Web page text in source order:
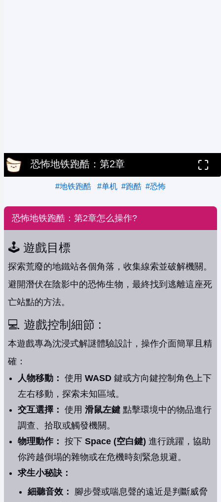
恐怖地铁跑酷：第2章
#地铁跑酷 #单机 #跑酷 #恐怖
恐怖地铁跑酷：第2章怎么操作?
🕹️ 遊戲目標
探索荒廢的地鐵站各個角落，收集線索並破解機關。
避開潛伏在陰影中的恐怖生物，最終找到逃離這座死
亡站點的方法。
💻 遊戲控制細節 :
本遊戲專為沈浸式解謎體驗設計，操作介面簡單且精
確：
人物移動： 使用 WASD 鍵或方向鍵控制角色上下
左右移動，探索未知區域。
交互選擇： 使用 滑鼠左鍵 點擊環境中的物品進行
調查、拾取或觸發機關。
物理動作： 按下 Space (空白鍵) 進行跳躍，協助
你跨越倒塌的雜物或在危機時刻緊急規避。
求生小秘訣：
細聽音效：
腳步聲或喘息聲的遠近是判斷威脅